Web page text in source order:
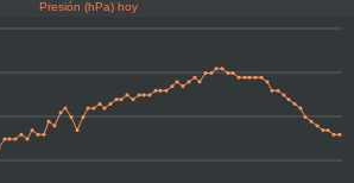
Presión (hPa) hoy